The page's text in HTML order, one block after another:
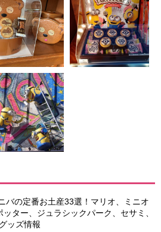
バの定番お土産33選！マリオ、ミニオ
ッター、ジュラシックパーク、セサミ、
ッズ情報